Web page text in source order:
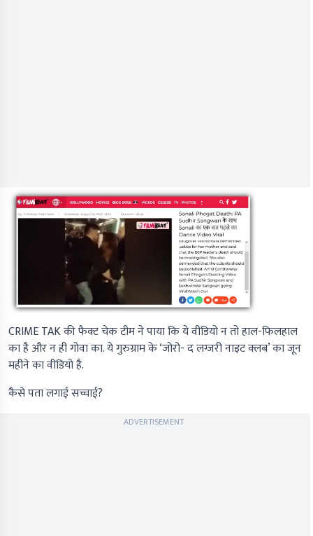
CRIME TAK की फैक्ट चेक टीम ने पाया कि ये वीडियो न तो हाल-फिलहाल
का है और न ही गोवा का. ये गुरुग्राम के ‘जोरो- द लग्जरी नाइट क्लब’ का जून
महीने का वीडियो है.
कैसे पता लगाई सच्चाई?
ADVERTISEMENT